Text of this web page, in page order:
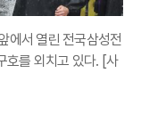
에서 열린 전국삼성전
호를 외치고 있다. [사